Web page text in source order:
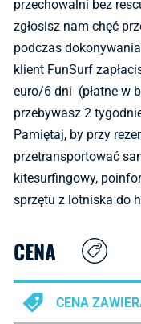
przechowalni bez
zgłosisz nam chęć
podczas
klient FunSurf
euro/6 dni (płatne w
przebywasz 2
Pamiętaj, by przy
przetransportować
kitesurfingowy,
sprzętu z lotniska do
CENA
CENA